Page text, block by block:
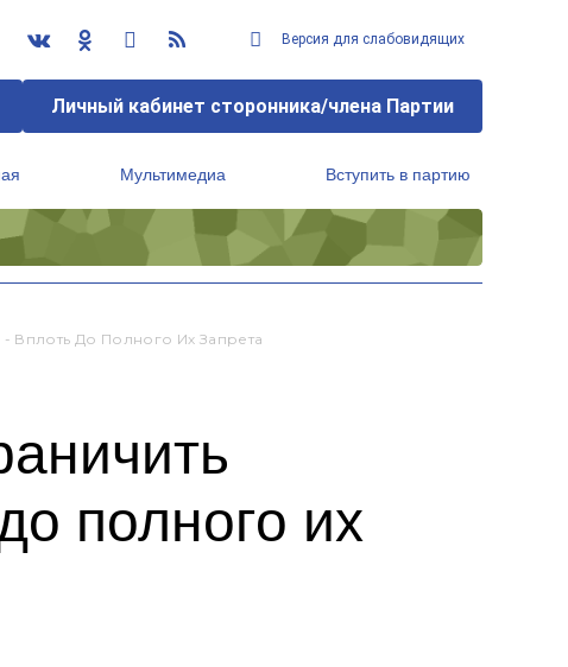
Версия для слабовидящих
Личный кабинет сторонника/члена Партии
Мультимедиа Вступить в партию
Вплоть До Полного Их Запрета
полного их